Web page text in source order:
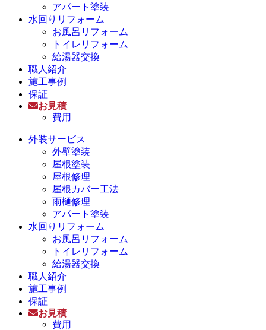
アパート塗装
水回りリフォーム
お風呂リフォーム
トイレリフォーム
給湯器交換
職人紹介
施工事例
保証
お見積
費用
外装サービス
外壁塗装
屋根塗装
屋根修理
屋根カバー工法
雨樋修理
アパート塗装
水回りリフォーム
お風呂リフォーム
トイレリフォーム
給湯器交換
職人紹介
施工事例
保証
お見積
費用